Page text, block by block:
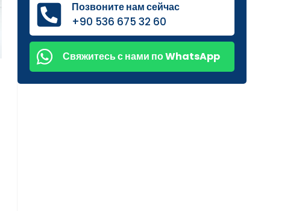
Позвоните нам сейчас
+90 536 675 32 60
Свяжитесь с нами по WhatsApp